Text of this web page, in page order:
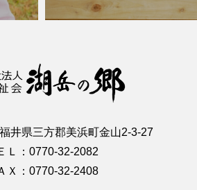
井県三方郡美浜町金山2-3-27
Ｌ：0770-32-2082
Ｘ：0770-32-2408